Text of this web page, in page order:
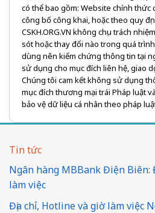
có thể bao gồm: Website chính thức
công bố công khai, hoặc theo quy
CSKH.ORG.VN không chịu trách
sót hoặc thay đổi nào trong quá
dùng nên kiểm chứng thông tin tại
sử dụng cho mục đích liên hệ, giao
Chúng tôi cam kết không sử dụng
mục đích thương mại trái Pháp luật
bảo vệ dữ liệu cá nhân theo pháp
Tin tức
Ngân hàng MBBank Điện Biên:
làm việc
Địa chỉ, Hotline và giờ làm việc